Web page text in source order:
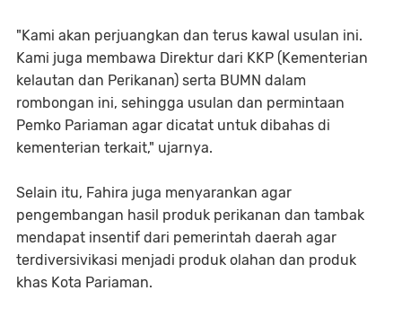
"Kami akan perjuangkan dan terus kawal usulan ini.
Kami juga membawa Direktur dari KKP (Kementerian
kelautan dan Perikanan) serta BUMN dalam
rombongan ini, sehingga usulan dan permintaan
Pemko Pariaman agar dicatat untuk dibahas di
kementerian terkait," ujarnya.
Selain itu, Fahira juga menyarankan agar
pengembangan hasil produk perikanan dan tambak
mendapat insentif dari pemerintah daerah agar
terdiversivikasi menjadi produk olahan dan produk
khas Kota Pariaman.